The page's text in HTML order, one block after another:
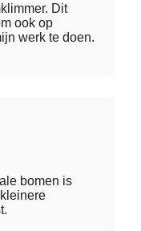
Dit
ook op
werk te doen.
bomen is